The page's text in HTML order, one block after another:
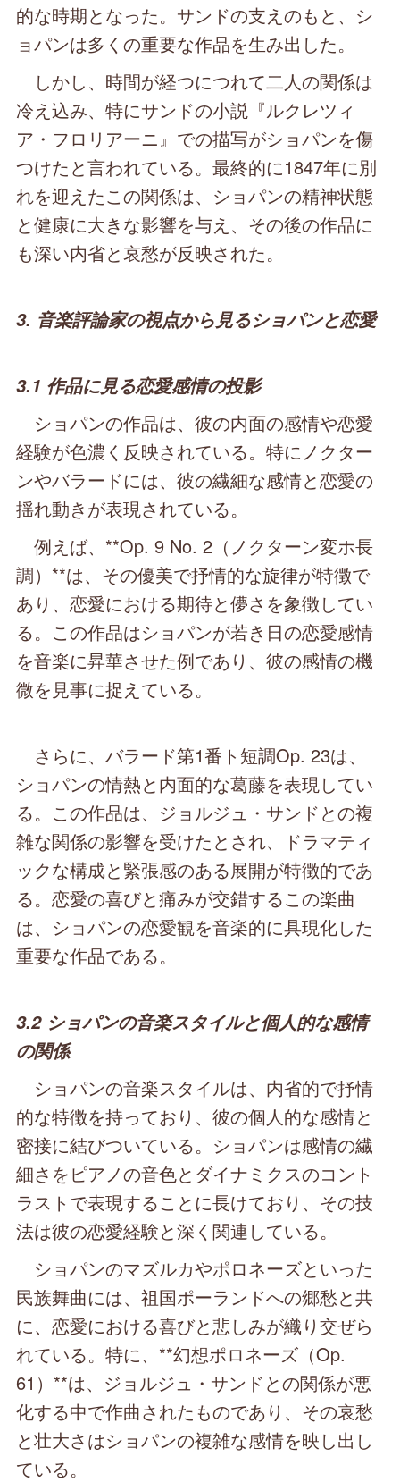
的な時期となった。サンドの支えのもと、シ
ョパンは多くの重要な作品を生み出した。
しかし、時間が経つにつれて二人の関係は
冷え込み、特にサンドの小説『ルクレツィ
ア・フロリアーニ』での描写がショパンを傷
つけたと言われている。最終的に1847年に別
れを迎えたこの関係は、ショパンの精神状態
と健康に大きな影響を与え、その後の作品に
も深い内省と哀愁が反映された。
3. 音楽評論家の視点から見るショパンと恋愛
3.1 作品に見る恋愛感情の投影
ショパンの作品は、彼の内面の感情や恋愛
経験が色濃く反映されている。特にノクター
ンやバラードには、彼の繊細な感情と恋愛の
揺れ動きが表現されている。
例えば、**Op. 9 No. 2（ノクターン変ホ長
調）**は、その優美で抒情的な旋律が特徴で
あり、恋愛における期待と儚さを象徴してい
る。この作品はショパンが若き日の恋愛感情
を音楽に昇華させた例であり、彼の感情の機
微を見事に捉えている。
さらに、バラード第1番ト短調Op. 23は、
ショパンの情熱と内面的な葛藤を表現してい
る。この作品は、ジョルジュ・サンドとの複
雑な関係の影響を受けたとされ、ドラマティ
ックな構成と緊張感のある展開が特徴的であ
る。恋愛の喜びと痛みが交錯するこの楽曲
は、ショパンの恋愛観を音楽的に具現化した
重要な作品である。
3.2 ショパンの音楽スタイルと個人的な感情
の関係
ショパンの音楽スタイルは、内省的で抒情
的な特徴を持っており、彼の個人的な感情と
密接に結びついている。ショパンは感情の繊
細さをピアノの音色とダイナミクスのコント
ラストで表現することに長けており、その技
法は彼の恋愛経験と深く関連している。
ショパンのマズルカやポロネーズといった
民族舞曲には、祖国ポーランドへの郷愁と共
に、恋愛における喜びと悲しみが織り交ぜら
れている。特に、**幻想ポロネーズ（Op.
61）**は、ジョルジュ・サンドとの関係が悪
化する中で作曲されたものであり、その哀愁
と壮大さはショパンの複雑な感情を映し出し
ている。